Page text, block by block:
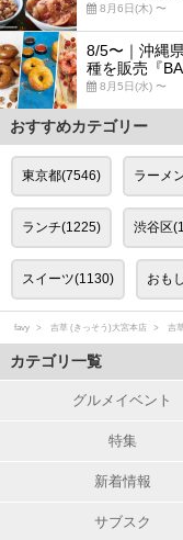
8月6日(木) 〜
8/5〜｜沖縄
種を販売『
8月5日(水) 〜
おすすめカテゴリー
東京都(7546) ラーメ
ランチ(1225) 渋谷区
スイーツ(1130) おも
favy 吉草 (きっそう)大宮本店 吉
カテゴリ一覧
グルメイベント
特集
新着情報
サブスク